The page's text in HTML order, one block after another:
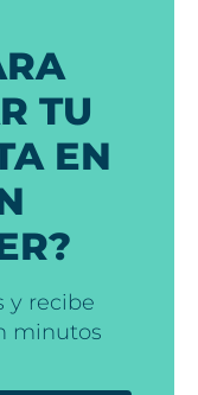
TU
EN
y recibe
minutos